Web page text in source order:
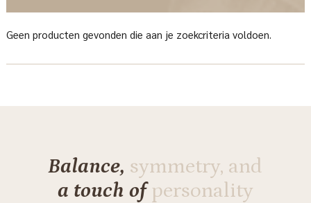
Geen producten gevonden die aan je zoekcriteria voldoen.
Balance, symmetry, and
a touch ofpersonality